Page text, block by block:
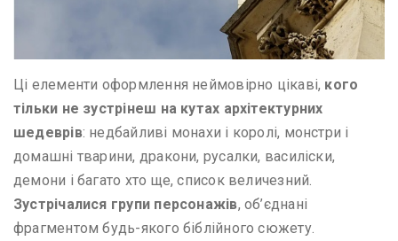
Ці елементи оформлення неймовірно цікаві, кого
тільки не зустрінеш на кутах архітектурних
шедеврів: недбайливі монахи і королі, монстри і
домашні тварини, дракони, русалки, василіски,
демони і багато хто ще, список величезний.
Зустрічалися групи персонажів, об’єднані
фрагментом будь-якого біблійного сюжету.